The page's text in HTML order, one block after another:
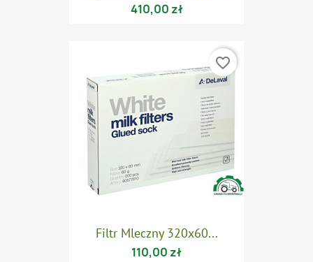
410,00 zł
Filtr Mleczny 320x60...
110,00 zł
favorite_border